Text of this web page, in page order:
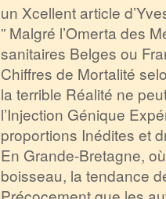
un Xcellent article
” Malgré l’Omerta des
sanitaires Belges ou
Chiffres de Mortalité
la terrible Réalité ne
l’Injection Génique
proportions Inédites et
En Grande-Bretagne,
boisseau, la tendance